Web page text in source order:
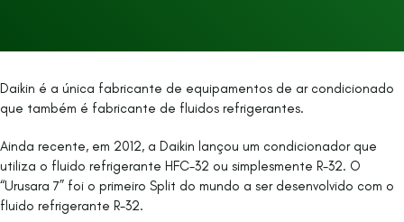
Daikin é a única fabricante de equipamentos de ar condicionado
que também é fabricante de fluidos refrigerantes.
Ainda recente, em 2012, a Daikin lançou um condicionador que
utiliza o fluido refrigerante HFC-32 ou simplesmente R-32. O
“Urusara 7” foi o primeiro Split do mundo a ser desenvolvido com o
fluido refrigerante R-32.